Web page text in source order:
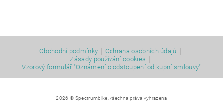
Obchodní podmínky | Ochrana osobních údajů |
Zásady používání cookies |
Vzorový formulář "Oznámení o odstoupení od kupní smlouvy"
2026 © Spectrumbike, všechna práva vyhrazena